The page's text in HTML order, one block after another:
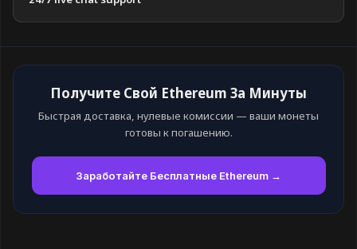
Получите Свой Ethereum За Минуты
Быстрая доставка, нулевые комиссии — ваши монеты
готовы к погашению.
Заработайте Бесплатные Ethereum →